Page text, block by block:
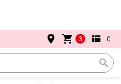
search
place shopping_cart 3 view_list 0